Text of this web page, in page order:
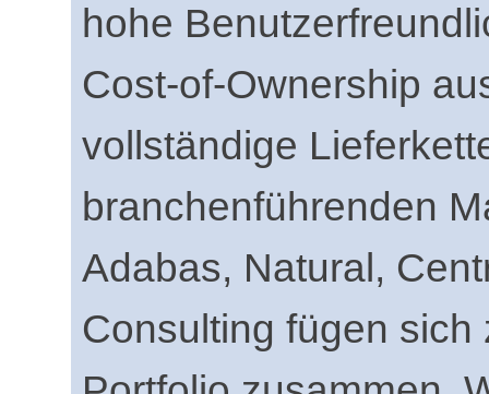
hohe
Cost-of-Ownership
vollständige
branchenführenden
Adabas, Natural,
Consulting fügen